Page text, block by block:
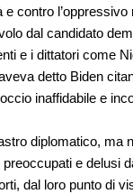
contro l’oppressivo
dal candidato
e i dittatori come
detto Biden
inaffidabile e
diplomatico, ma
e delusi
dal loro punto di